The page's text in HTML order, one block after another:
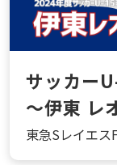
サッカー
～伊東 レ
東急Sレイエス